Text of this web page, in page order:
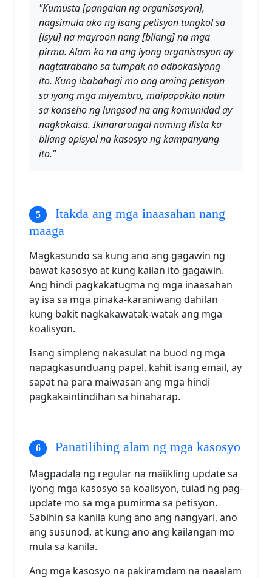
"Kumusta [pangalan ng organisasyon],
nagsimula ako ng isang petisyon tungkol sa
[isyu] na mayroon nang [bilang] na mga
pirma. Alam ko na ang iyong organisasyon ay
nagtatrabaho sa tumpak na adbokasiyang
ito. Kung ibabahagi mo ang aming petisyon
sa iyong mga miyembro, maipapakita natin
sa konseho ng lungsod na ang komunidad ay
nagkakaisa. Ikinararangal naming ilista ka
bilang opisyal na kasosyo ng kampanyang
ito."
Itakda ang mga inaasahan nang
maaga
Magkasundo sa kung ano ang gagawin ng
bawat kasosyo at kung kailan ito gagawin.
Ang hindi pagkakatugma ng mga inaasahan
ay isa sa mga pinaka-karaniwang dahilan
kung bakit nagkakawatak-watak ang mga
koalisyon.
Isang simpleng nakasulat na buod ng mga
napagkasunduang papel, kahit isang email, ay
sapat na para maiwasan ang mga hindi
pagkakaintindihan sa hinaharap.
Panatilihing alam ng mga kasosyo
Magpadala ng regular na maiikling update sa
iyong mga kasosyo sa koalisyon, tulad ng pag-
update mo sa mga pumirma sa petisyon.
Sabihin sa kanila kung ano ang nangyari, ano
ang susunod, at kung ano ang kailangan mo
mula sa kanila.
Ang mga kasosyo na pakiramdam na naaalam